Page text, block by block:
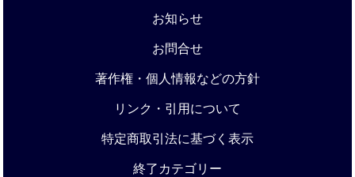
お知らせ
お問合せ
著作権・個人情報などの方針
リンク・引用について
特定商取引法に基づく表示
終了カテゴリー